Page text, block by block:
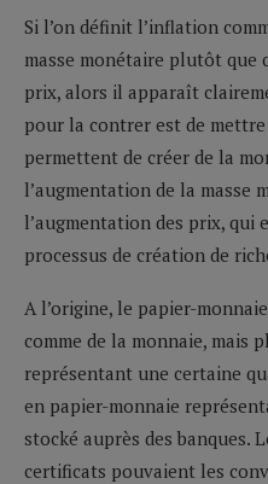
Si l’on définit l’inflation
masse monétaire plutôt que
prix, alors il apparaît
pour la contrer est de
permettent de créer de la
l’augmentation de la masse
l’augmentation des prix, qui
processus de création de
A l’origine, le papier-
comme de la monnaie, mais
représentant une certaine
en papier-monnaie
stocké auprès des banques.
certificats pouvaient les